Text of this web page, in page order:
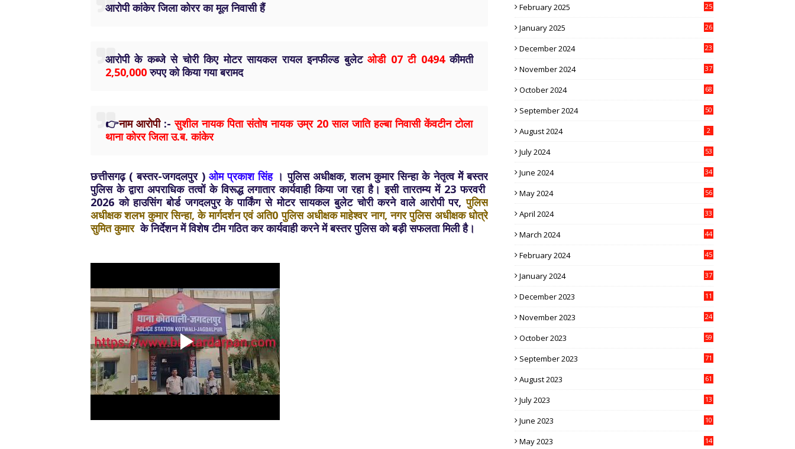
आरोपी कांकेर जिला कोरर का मूल निवासी हैं
आरोपी के कब्जे से चोरी किए मोटर सायकल रायल इनफील्ड बुलेटओडी 07 टी 0494कीमती
2,50,000रुपए को किया गया बरामद
👉नाम आरोपी:-सुशील नायक पिता संतोष नायक उम्र 20 साल जाति हल्बा निवासी केंवटीन टोला
थाना कोरर जिला उ.ब. कांकेर
छत्तीसगढ़ ( बस्तर-जगदलपुर ) ओम प्रकाश सिंह। पुलिस अधीक्षक, शलभ कुमार सिन्हा के नेतृत्व मेें बस्तर
पुलिस के द्वारा अपराधिक तत्वों के विरूद्ध लगातार कार्यवाही किया जा रहा है। इसी तारतम्य में 23 फरवरी
2026 को हाउसिंग बोर्ड जगदलपुर के पार्किंग से मोटर सायकल बुलेट चोरी करने वाले आरोपी पर,पुलिस
अधीक्षक शलभ कुमार सिन्हा, के मार्गदर्शन एवं अति0 पुलिस अधीक्षक माहेश्वर नाग, नगर पुलिस अधीक्षक धोत्रे
सुमित कुमारके निर्देशन में विशेष टीम गठित कर कार्यवाही करने में बस्तर पुलिस को बड़ी सफलता मिली है।
February 2025 25
January 2025 26
December 2024 23
November 2024 37
October 2024 68
September 2024 50
August 2024 2
July 2024 53
June 2024 34
May 2024 56
April 2024 33
March 2024 44
February 2024 45
January 2024 37
December 2023 11
November 2023 24
October 2023 59
September 2023 71
August 2023 61
July 2023
13
June 2023
10
May 2023
14